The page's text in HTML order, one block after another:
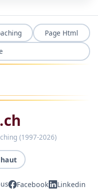
Page Html
(1997-2026)
Facebook Linkedin